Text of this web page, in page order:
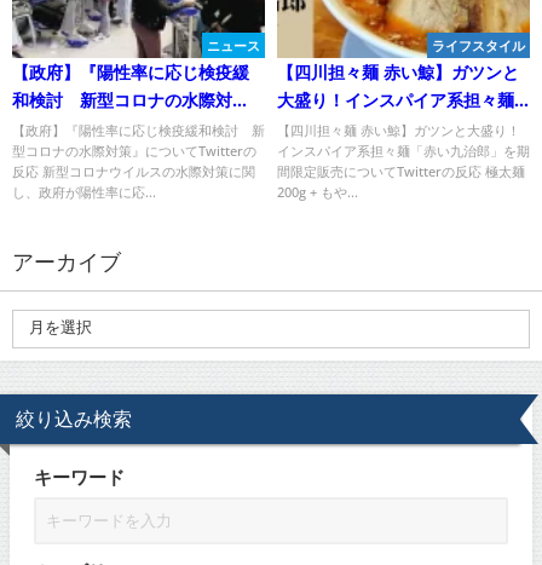
ニュース
【政府】『陽性率に応じ検疫緩
和検討 新型コロナの水際対
策』についてTwitterの反応
【政府】『陽性率に応じ検疫緩和検討 新
型コロナの水際対策』についてTwitterの
反応 新型コロナウイルスの水際対策に関
し、政府が陽性率に応...
ライフスタイル
【四川担々麺 赤い鯨】ガツンと
大盛り！インスパイア系担々麺
「赤い九治郎」を期間限定販売
についてTwitterの反応
【四川担々麺 赤い鯨】ガツンと大盛り！
インスパイア系担々麺「赤い九治郎」を期
間限定販売についてTwitterの反応 極太麺
200g + もや...
アーカイブ
絞り込み検索
キーワード